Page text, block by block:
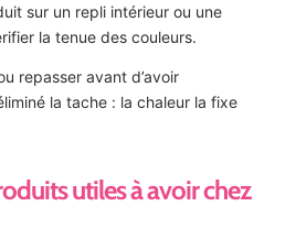
sur un repli intérieur ou une
la tenue des couleurs.
repasser avant d’avoir
la tache : la chaleur la fixe
utiles à avoir chez